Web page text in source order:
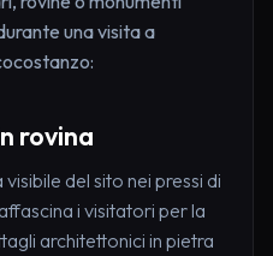
una visita a
rovina
del sito nei pressi di
i visitatori per la
architettonici in pietra